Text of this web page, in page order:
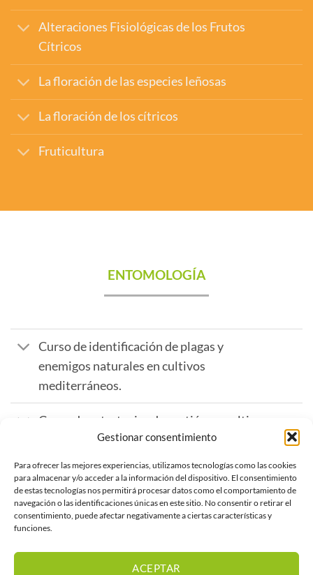
Gestionar consentimiento
Para ofrecer las mejores experiencias, utilizamos tecnologías como las cookies
para almacenar y/o acceder a la información del dispositivo. El consentimiento
de estas tecnologías nos permitirá procesar datos como el comportamiento de
navegación o las identificaciones únicas en este sitio. No consentir o retirar el
consentimiento, puede afectar negativamente a ciertas características y
funciones.
ACEPTAR
Alteraciones Fisiológicas de los Frutos
Cítricos
La floración de las especies leñosas
La floración de los cítricos
Fruticultura
ENTOMOLOGÍA
Curso de identificación de plagas y
enemigos naturales en cultivos
mediterráneos.
Curso de estrategias de gestión en cultivos
mediterráneos.
Curso de control biológico de plagas.
Curso de técnicas agroecológicas en
gestión sostenible de plagas.